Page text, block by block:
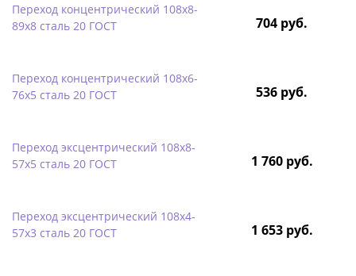
Переход концентрический 108х8-
89х8 сталь 20 ГОСТ
704 руб.
Переход концентрический 108х6-
76х5 сталь 20 ГОСТ
536 руб.
Переход эксцентрический 108х8-
57х5 сталь 20 ГОСТ
1 760 руб.
Переход эксцентрический 108х4-
57х3 сталь 20 ГОСТ
1 653 руб.